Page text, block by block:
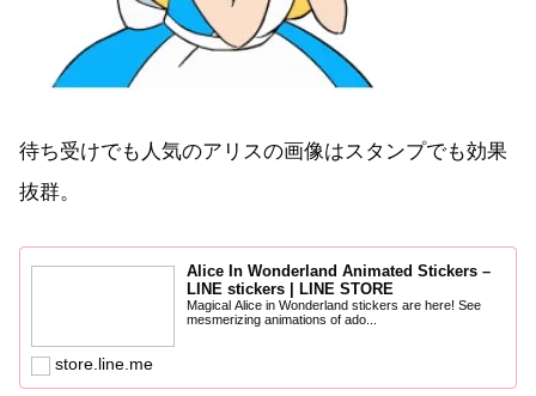
待ち受けでも人気のアリスの画像はスタンプでも効果
抜群。
Alice In Wonderland Animated Stickers –
LINE stickers | LINE STORE
Magical Alice in Wonderland stickers are here! See
mesmerizing animations of ado...
store.line.me